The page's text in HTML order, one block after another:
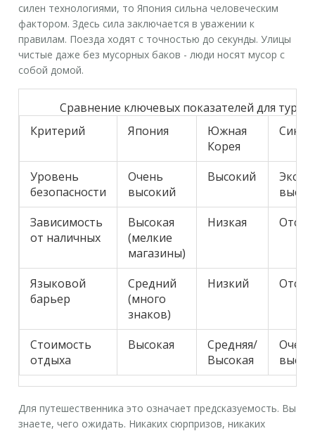
силен технологиями, то Япония сильна человеческим
фактором. Здесь сила заключается в уважении к
правилам. Поезда ходят с точностью до секунды. Улицы
чистые даже без мусорных баков - люди носят мусор с
собой домой.
Сравнение ключевых показателей для
Критерий
Япония
Южная
Корея
Уровень
безопасности
Очень
высокий
Высокий
Зависимость
от наличных
Высокая
(мелкие
магазины)
Низкая
Языковой
барьер
Средний
(много
знаков)
Низкий
Стоимость
отдыха
Высокая
Средняя/
Высокая
Очень
Для путешественника это означает предсказуемость. Вы
знаете, чего ожидать. Никаких сюрпризов, никаких